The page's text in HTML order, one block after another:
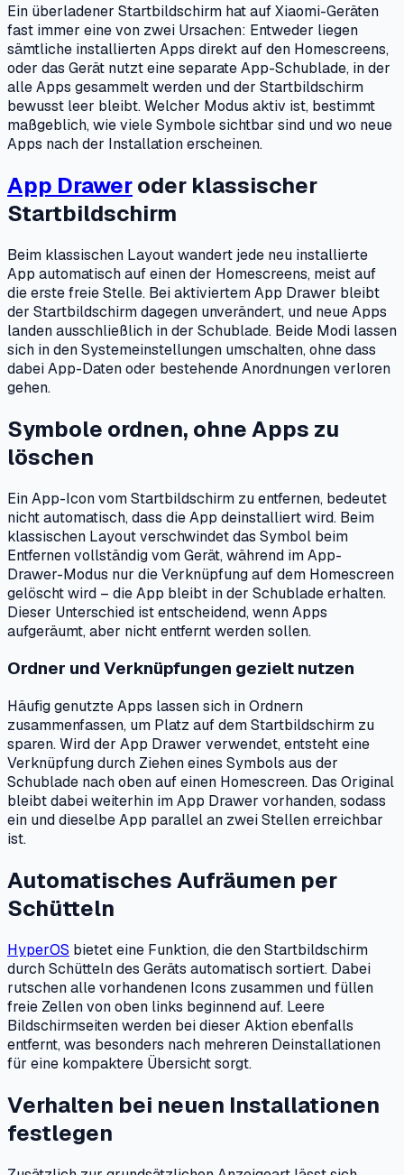
Ein überladener Startbildschirm hat auf Xiaomi-Geräten
fast immer eine von zwei Ursachen: Entweder liegen
sämtliche installierten Apps direkt auf den Homescreens,
oder das Gerät nutzt eine separate App-Schublade, in der
alle Apps gesammelt werden und der Startbildschirm
bewusst leer bleibt. Welcher Modus aktiv ist, bestimmt
maßgeblich, wie viele Symbole sichtbar sind und wo neue
Apps nach der Installation erscheinen.
App Draweroder klassischer
Startbildschirm
Beim klassischen Layout wandert jede neu installierte
App automatisch auf einen der Homescreens, meist auf
die erste freie Stelle. Bei aktiviertem App Drawer bleibt
der Startbildschirm dagegen unverändert, und neue Apps
landen ausschließlich in der Schublade. Beide Modi lassen
sich in den Systemeinstellungen umschalten, ohne dass
dabei App-Daten oder bestehende Anordnungen verloren
gehen.
Symbole ordnen, ohne Apps zu
löschen
Ein App-Icon vom Startbildschirm zu entfernen, bedeutet
nicht automatisch, dass die App deinstalliert wird. Beim
klassischen Layout verschwindet das Symbol beim
Entfernen vollständig vom Gerät, während im App-
Drawer-Modus nur die Verknüpfung auf dem Homescreen
gelöscht wird – die App bleibt in der Schublade erhalten.
Dieser Unterschied ist entscheidend, wenn Apps
aufgeräumt, aber nicht entfernt werden sollen.
Ordner und Verknüpfungen gezielt nutzen
Häufig genutzte Apps lassen sich in Ordnern
zusammenfassen, um Platz auf dem Startbildschirm zu
sparen. Wird der App Drawer verwendet, entsteht eine
Verknüpfung durch Ziehen eines Symbols aus der
Schublade nach oben auf einen Homescreen. Das Original
bleibt dabei weiterhin im App Drawer vorhanden, sodass
ein und dieselbe App parallel an zwei Stellen erreichbar
ist.
Automatisches Aufräumen per
Schütteln
HyperOS bietet eine Funktion, die den Startbildschirm
durch Schütteln des Geräts automatisch sortiert. Dabei
rutschen alle vorhandenen Icons zusammen und füllen
freie Zellen von oben links beginnend auf. Leere
Bildschirmseiten werden bei dieser Aktion ebenfalls
entfernt, was besonders nach mehreren Deinstallationen
für eine kompaktere Übersicht sorgt.
Verhalten bei neuen Installationen
festlegen